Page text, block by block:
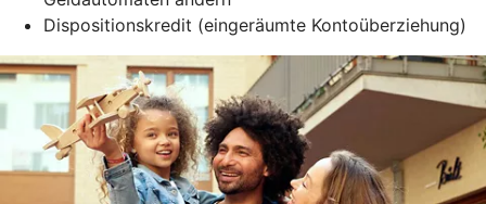
Dispositionskredit (eingeräumte Kontoüberziehung)